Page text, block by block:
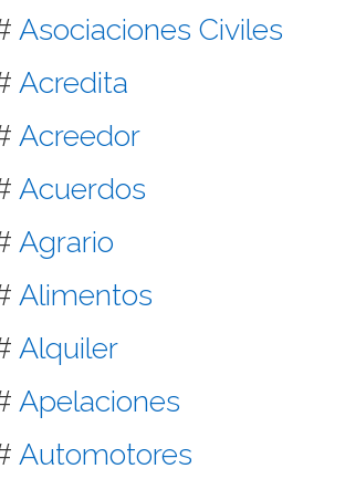
Asociaciones Civiles
Acredita
Acreedor
Acuerdos
Agrario
Alimentos
Alquiler
Apelaciones
Automotores